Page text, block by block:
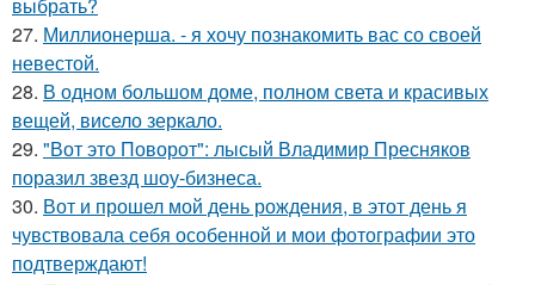
27. Миллионерша. - я хочу познакомить вас со своей
невестой.
28. В одном большом доме, полном света и красивых
вещей, висело зеркало.
29. "Вот это Поворот": лысый Владимир Пресняков
поразил звезд шоу-бизнеса.
30. Вот и прошел мой день рождения, в этот день я
чувствовала себя особенной и мои фотографии это
подтверждают!